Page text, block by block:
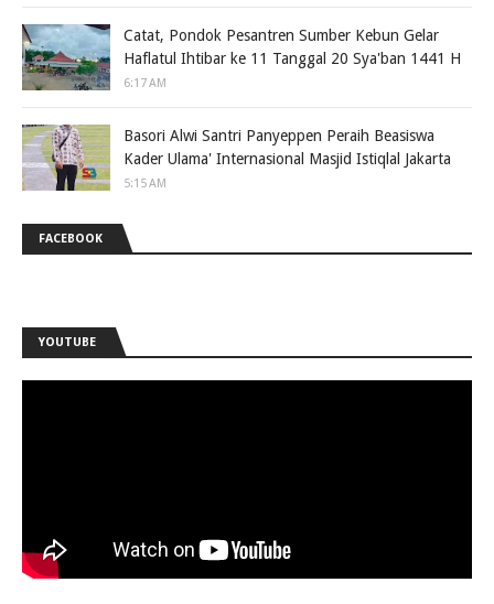
Catat, Pondok Pesantren Sumber Kebun Gelar
Haflatul Ihtibar ke 11 Tanggal 20 Sya'ban 1441 H
6:17 AM
Basori Alwi Santri Panyeppen Peraih Beasiswa
Kader Ulama' Internasional Masjid Istiqlal Jakarta
5:15 AM
FACEBOOK
YOUTUBE